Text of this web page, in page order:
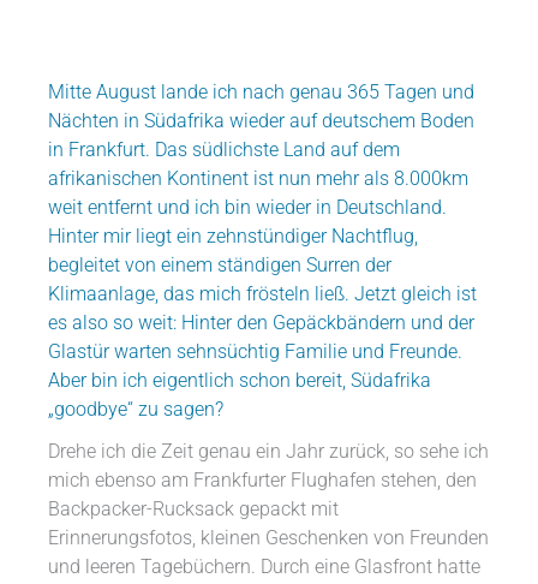
Mitte August lande ich nach genau 365 Tagen und
Nächten in Südafrika wieder auf deutschem Boden
in Frankfurt. Das südlichste Land auf dem
afrikanischen Kontinent ist nun mehr als 8.000km
weit entfernt und ich bin wieder in Deutschland.
Hinter mir liegt ein zehnstündiger Nachtflug,
begleitet von einem ständigen Surren der
Klimaanlage, das mich frösteln ließ. Jetzt gleich ist
es also so weit: Hinter den Gepäckbändern und der
Glastür warten sehnsüchtig Familie und Freunde.
Aber bin ich eigentlich schon bereit, Südafrika
„goodbye“ zu sagen?
Drehe ich die Zeit genau ein Jahr zurück, so sehe ich
mich ebenso am Frankfurter Flughafen stehen, den
Backpacker-Rucksack gepackt mit
Erinnerungsfotos, kleinen Geschenken von Freunden
und leeren Tagebüchern. Durch eine Glasfront hatte